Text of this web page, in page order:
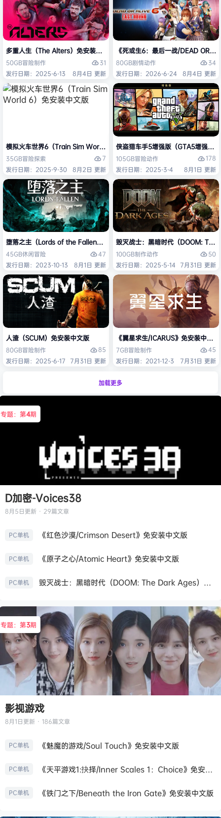
多重人生（The Alters）免安装中文版
50GB冒险制作
31
发行日期：2025-6-13
8月4日 更新
《死或生6：最后一战/DEAD OR
80GB剧情动作
34
发行日期：2026-6-24
8月4日 更新
模拟火车世界6（Train Sim World 6）免安装中文版
35GB冒险探索
7
发行日期：2025-9-30
8月2日 更新
侠盗猎车手5增强版（GTA5增强版
105GB冒险动作
178
发行日期：2025-3-4
8月1日 更新
堕落之主（Lords of the Fallen）免安装中文版
45GB休闲冒险
47
发行日期：2023-10-13
8月1日 更新
毁灭战士：黑暗时代（DOOM: The
100GB制作动作
50
发行日期：2025-5-14 7月31日 更新
人渣（SCUM）免安装中文版
80GB冒险制作
85
发行日期：2025-6-17 7月31日 更新
《翼星求生/ICARUS》免安装中文版
7GB冒险制作
45
发行日期：2021-12-3
7月31日 更新
加载更多
专题：第4期
D加密-Voices38
8月5日更新 · 29篇文章
PC单机 《红色沙漠/Crimson Desert》免安装中文版
PC单机 《原子之心/Atomic Heart》免安装中文版
PC单机 毁灭战士：黑暗时代（DOOM: The Dark Ages）免安装中文版
专题：第3期
影视游戏
8月1日更新 · 186篇文章
PC单机 《魅魔的游戏/Soul Touch》免安装中文版
PC单机 《天平游戏1:抉择/Inner Scales 1：Choice》免安装中文版
PC单机 《铁门之下/Beneath the Iron Gate》免安装中文版